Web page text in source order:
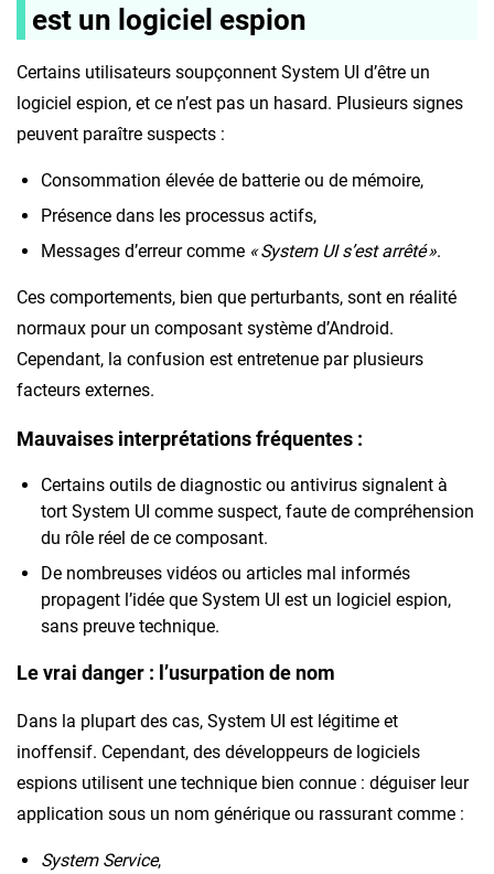
est un logiciel espion
Certains utilisateurs soupçonnent System UI d’être un
logiciel espion, et ce n’est pas un hasard. Plusieurs signes
peuvent paraître suspects :
Consommation élevée de batterie ou de mémoire,
Présence dans les processus actifs,
Messages d’erreur comme « System UI s’est arrêté ».
Ces comportements, bien que perturbants, sont en réalité
normaux pour un composant système d’Android.
Cependant, la confusion est entretenue par plusieurs
facteurs externes.
Mauvaises interprétations fréquentes :
Certains outils de diagnostic ou antivirus signalent à
tort System UI comme suspect, faute de compréhension
du rôle réel de ce composant.
De nombreuses vidéos ou articles mal informés
propagent l’idée que System UI est un logiciel espion,
sans preuve technique.
Le vrai danger : l’usurpation de nom
Dans la plupart des cas, System UI est légitime et
inoffensif. Cependant, des développeurs de logiciels
espions utilisent une technique bien connue : déguiser leur
application sous un nom générique ou rassurant comme :
System Service,